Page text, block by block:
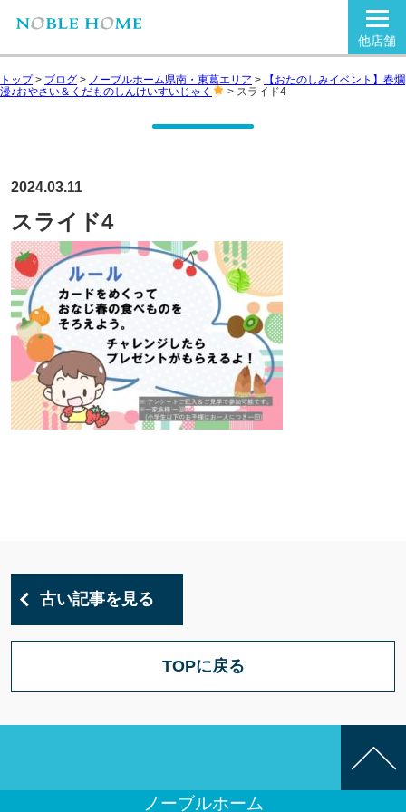
他店舗
トップ> ブログ > ノーブルホーム県南・東葛エリア >
【おたのしみイベント】春爛
漫♪おやさい＆くだものしんけいすいじゃく
> スライド4
2024.03.11
スライド4
古い記事を見る
TOPに戻る
ノーブルホーム